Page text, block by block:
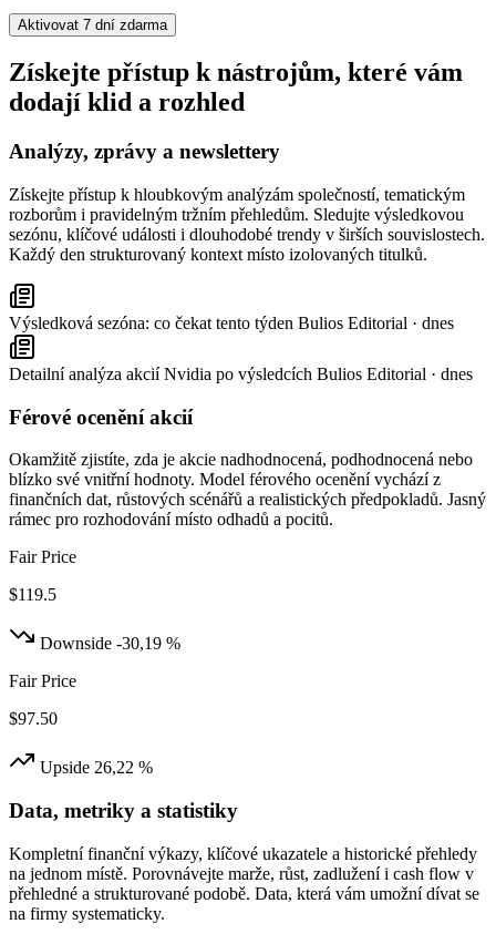
Aktivovat 7 dní zdarma
Získejte přístup k nástrojům, které vám
dodají klid a rozhled
Analýzy, zprávy a newslettery
Získejte přístup k hloubkovým analýzám společností, tematickým
rozborům i pravidelným tržním přehledům. Sledujte výsledkovou
sezónu, klíčové události i dlouhodobé trendy v širších souvislostech.
Každý den strukturovaný kontext místo izolovaných titulků.
Výsledková sezóna: co čekat tento týden Bulios Editorial · dnes
Detailní analýza akcií Nvidia po výsledcích Bulios Editorial · dnes
Férové ocenění akcií
Okamžitě zjistíte, zda je akcie nadhodnocená, podhodnocená nebo
blízko své vnitřní hodnoty. Model férového ocenění vychází z
finančních dat, růstových scénářů a realistických předpokladů. Jasný
rámec pro rozhodování místo odhadů a pocitů.
Fair Price
$119.5
Downside -30,19 %
Fair Price
$97.50
Upside 26,22 %
Data, metriky a statistiky
Kompletní finanční výkazy, klíčové ukazatele a historické přehledy
na jednom místě. Porovnávejte marže, růst, zadlužení i cash flow v
přehledné a strukturované podobě. Data, která vám umožní dívat se
na firmy systematicky.